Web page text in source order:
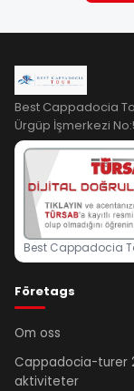
Best Cappadocia
Ürgüp İşmerkezi
Best Cappadocia
Företags
Om oss
Cappadocia-turer
aktiviteter